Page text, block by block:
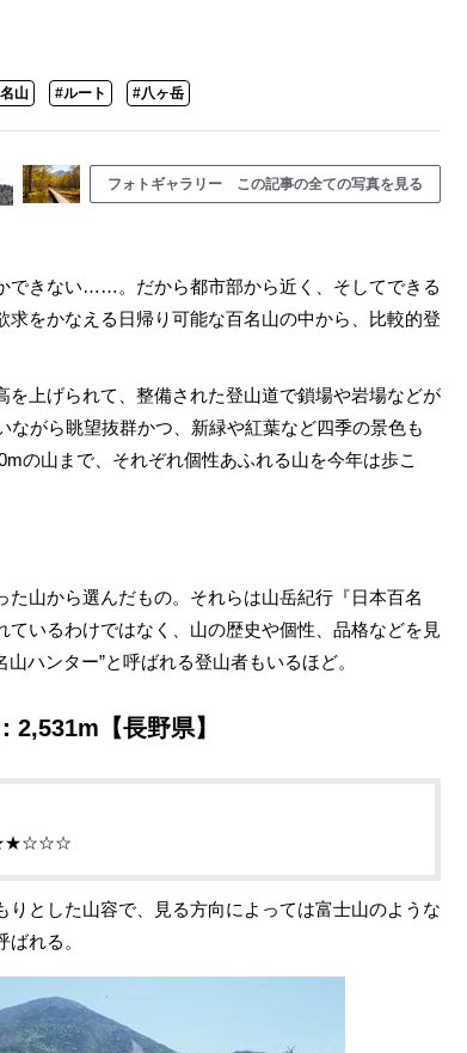
山 #ルート #八ヶ岳
フォトギャラリー この記事の全ての写真を見る
できない……。だから都市部から近く、そしてできる
をかなえる日帰り可能な百名山の中から、比較的登
上げられて、整備された登山道で鎖場や岩場などが
ながら眺望抜群かつ、新緑や紅葉など四季の景色も
の山まで、それぞれ個性あふれる山を今年は歩こ
山から選んだもの。それらは山岳紀行『日本百名
いるわけではなく、山の歴史や個性、品格などを見
ハンター”と呼ばれる登山者もいるほど。
2,531m【長野県】
★★☆☆☆
とした山容で、見る方向によっては富士山のような
れる。